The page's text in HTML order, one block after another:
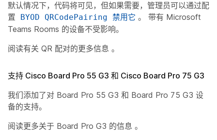
默认情况下，代码将可见，但如果需要，管理员可以通过配
置
BYOD QRCodePairing 禁用它 。 带有 Microsoft
Teams Rooms 的设备不受影响。
阅读有关 QR 配对的更多信息 。
支持 Cisco Board Pro 55 G3 和 Cisco Board Pro 75 G3
我们添加了对 Board Pro 55 G3 和 Board Pro 75 G3 设
备的支持。
阅读更多关于 Board Pro G3 的信息 。